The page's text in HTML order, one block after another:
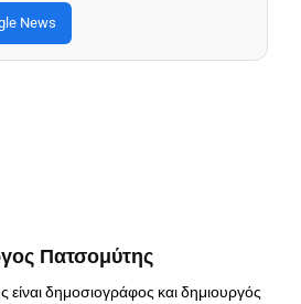
News
Πατσομύτης
δημοσιογράφος και δημιουργός